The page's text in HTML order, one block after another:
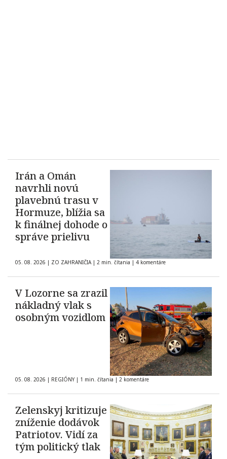
Irán a Omán
navrhli novú
plavebnú trasu v
Hormuze, blížia sa
k finálnej dohode o
správe prielivu
05. 08. 2026 | ZO ZAHRANIČIA | 2 min. čítania | 4 komentáre
V Lozorne sa zrazil
nákladný vlak s
osobným vozidlom
05. 08. 2026 | REGIÓNY | 1 min. čítania | 2 komentáre
Zelenskyj kritizuje
zníženie dodávok
Patriotov. Vidí za
tým politický tlak